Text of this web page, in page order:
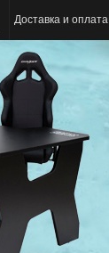
Доставка и оплата